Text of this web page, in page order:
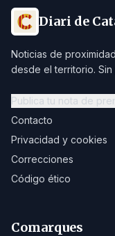
Diari de
Noticias de
desde el territorio.
Publica tu nota de
Contacto
Privacidad y cookies
Correcciones
Código ético
Comarques